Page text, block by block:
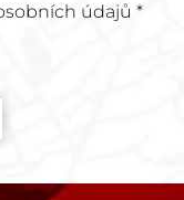
údajů *